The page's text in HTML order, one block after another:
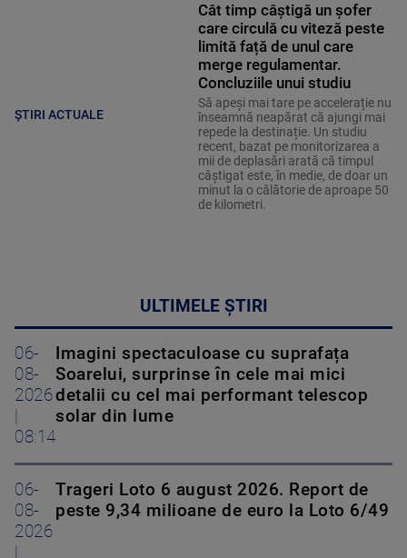
ȘTIRI ACTUALE
Cât timp câștigă un șofer
care circulă cu viteză peste
limită față de unul care
merge regulamentar.
Concluziile unui studiu
Să apeși mai tare pe accelerație nu
înseamnă neapărat că ajungi mai
repede la destinație. Un studiu
recent, bazat pe monitorizarea a
mii de deplasări arată că timpul
câștigat este, în medie, de doar un
minut la o călătorie de aproape 50
de kilometri.
ULTIMELE ȘTIRI
06-
08-
2026
08:14
Imagini spectaculoase cu suprafața
Soarelui, surprinse în cele mai mici
detalii cu cel mai performant telescop
solar din lume
06-
08-
2026
Trageri Loto 6 august 2026. Report de
peste 9,34 milioane de euro la Loto 6/49